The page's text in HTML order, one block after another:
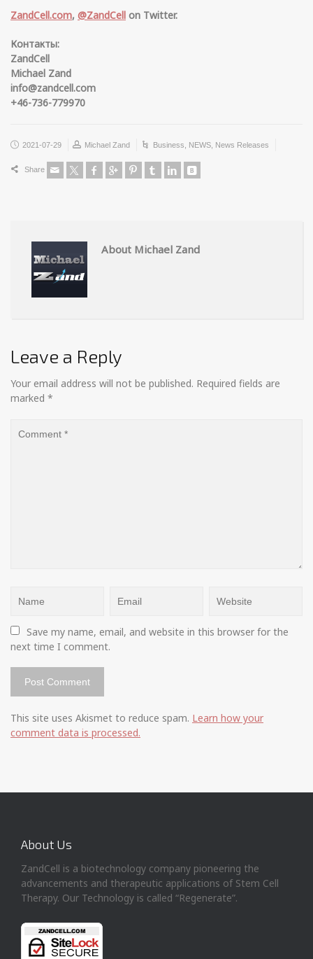
ZandCell.com, @ZandCell on Twitter.
Контакты:
ZandCell
Michael Zand
info@zandcell.com
+46-736-779970
2021-07-29 Michael Zand Business NEWS News Releases
Share
About Michael Zand
Leave a Reply
Your email address will not be published. Required fields are
marked *
Save my name, email, and website in this browser for the
next time I comment.
This site uses Akismet to reduce spam. Learn how your
comment data is processed.
About Us
ZandCell is a biotechnology company pioneering the
advancements and therapeutic applications of Stem Cell
Therapy. Our Technology is called “Regenerate”.